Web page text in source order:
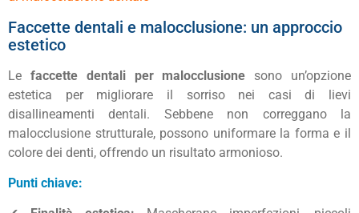
Faccette dentali e malocclusione: un approccio
estetico
Le faccette dentali per malocclusione sono un’opzione
estetica per migliorare il sorriso nei casi di lievi
disallineamenti dentali. Sebbene non correggano la
malocclusione strutturale, possono uniformare la forma e il
colore dei denti, offrendo un risultato armonioso.
Punti chiave: